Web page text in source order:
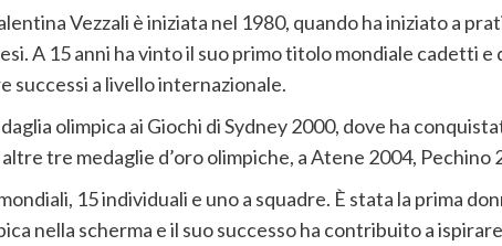
Vezzali è iniziata nel 1980, quando ha iniziato a
A 15 anni ha vinto il suo primo titolo mondiale cadetti e
successi a livello internazionale.
olimpica ai Giochi di Sydney 2000, dove ha
tre medaglie d’oro olimpiche, a Atene 2004, Pechino
15 individuali e uno a squadre. È stata la prima
nella scherma e il suo successo ha contribuito a